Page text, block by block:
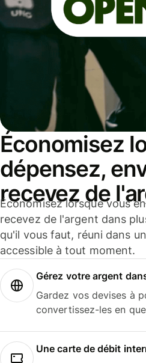
Économisez
dépensez,
recevez de
Économisez lorsque vous
recevez de l'argent dans
qu'il vous faut, réuni dans
accessible à tout moment.
Gérez votre argent
Gardez vos devises à
convertissez-les en
Une carte de débit